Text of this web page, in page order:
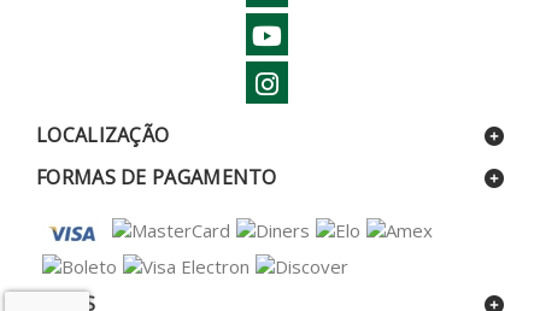
LOCALIZAÇÃO
FORMAS DE PAGAMENTO
SELOS